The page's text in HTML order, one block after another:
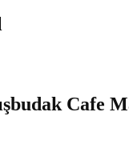
Cafe